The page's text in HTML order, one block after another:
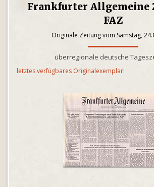
Frankfurter Allgemeine
FAZ
Originale Zeitung vom Samstag,
überregionale deutsche
letztes verfügbares Originalexemplar!